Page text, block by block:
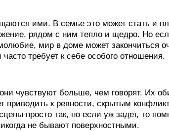
ими. В семье это может стать и
рядом с ним тепло и щедро. Но
мир в доме может закончиться
требует к себе особого отношения.
чувствуют больше, чем говорят. Их
к ревности, скрытым
просто так, но если уж задет, то
не бывают поверхностными.